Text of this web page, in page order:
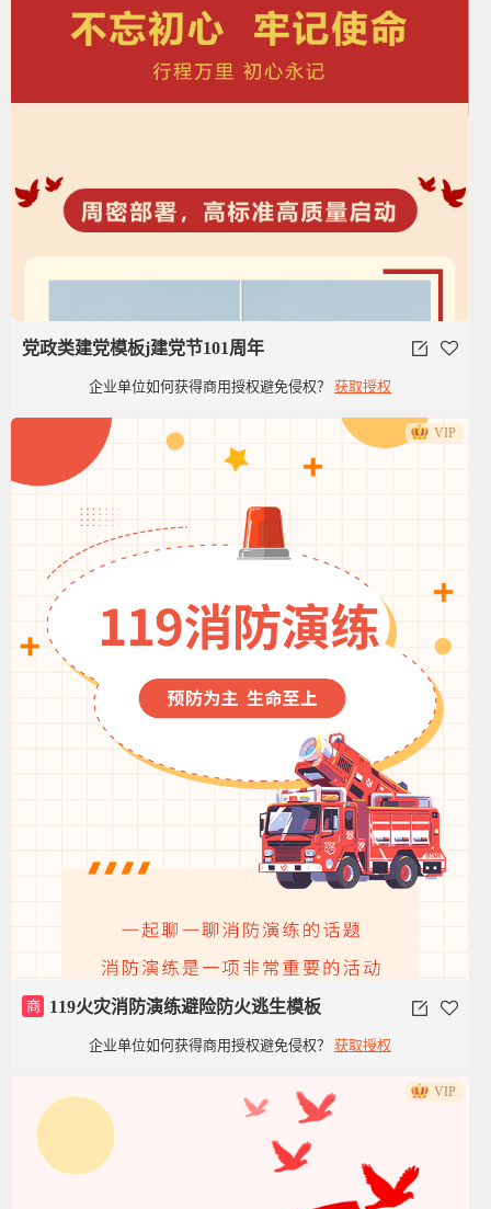
党政类建党模板j建党节101周年
企业单位如何获得商用授权避免侵权？ 获取授权
VIP
商 119火灾消防演练避险防火逃生模板
企业单位如何获得商用授权避免侵权？ 获取授权
VIP